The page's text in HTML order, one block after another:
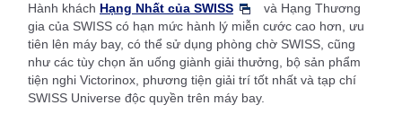
Hành khách Hạng Nhất của SWISS
và Hạng Thương
gia của SWISS có hạn mức hành lý miễn cước cao hơn, ưu
tiên lên máy bay, có thể sử dụng phòng chờ SWISS, cũng
như các tùy chọn ăn uống giành giải thưởng, bộ sản phẩm
tiện nghi Victorinox, phương tiện giải trí tốt nhất và tạp chí
SWISS Universe độc quyền trên máy bay.